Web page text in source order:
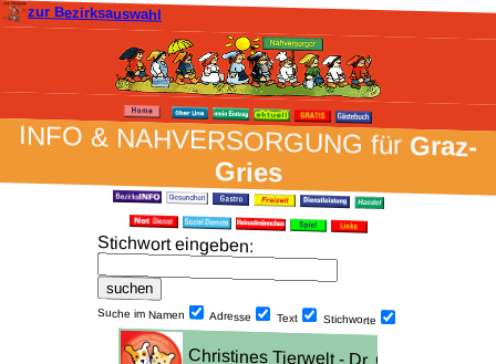
zur Bezirksauswahl
INFO & NAH­VER­SORG­UNG fürGraz-
Gries
Stich­wort ein­geben:
Suche im Namen Adresse Text Stich­worte